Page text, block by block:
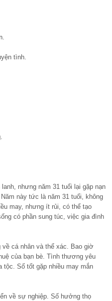
tình.
nhưng năm 31 tuổi lại gặp nạn
này tức là năm 31 tuổi, không
may, nhưng ít rủi, có thể tạo
có phần sung túc, việc gia đình
cá nhân và thể xác. Bao giờ
của bạn bè. Tình thương yêu
tộc. Số tốt gặp nhiều may mắn
về sự nghiệp. Số hưởng thọ